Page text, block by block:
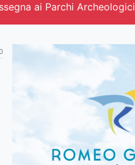
ai Parchi Archeologici